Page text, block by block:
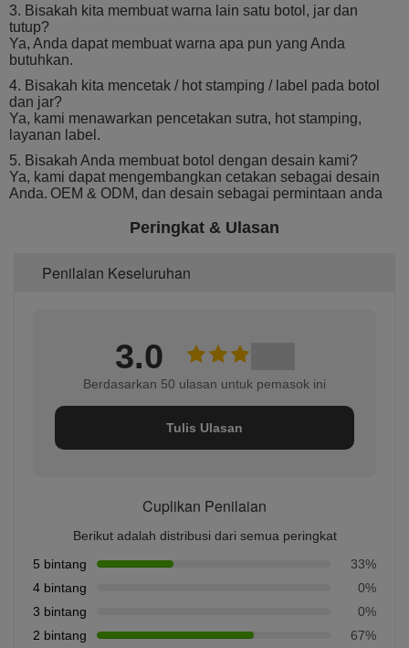
3. Bisakah kita membuat warna lain satu botol, jar dan
tutup?
Ya, Anda dapat membuat warna apa pun yang Anda
butuhkan.
4. Bisakah kita mencetak / hot stamping / label pada botol
dan jar?
Ya, kami menawarkan pencetakan sutra, hot stamping,
layanan label.
5. Bisakah Anda membuat botol dengan desain kami?
Ya, kami dapat mengembangkan cetakan sebagai desain
Anda. OEM & ODM, dan desain sebagai permintaan anda
Peringkat & Ulasan
Penilaian Keseluruhan
3.0
Berdasarkan 50 ulasan untuk pemasok ini
Tulis Ulasan
Cuplikan Penilaian
Berikut adalah distribusi dari semua peringkat
5 bintang
33%
4 bintang
0%
3 bintang
0%
2 bintang
67%